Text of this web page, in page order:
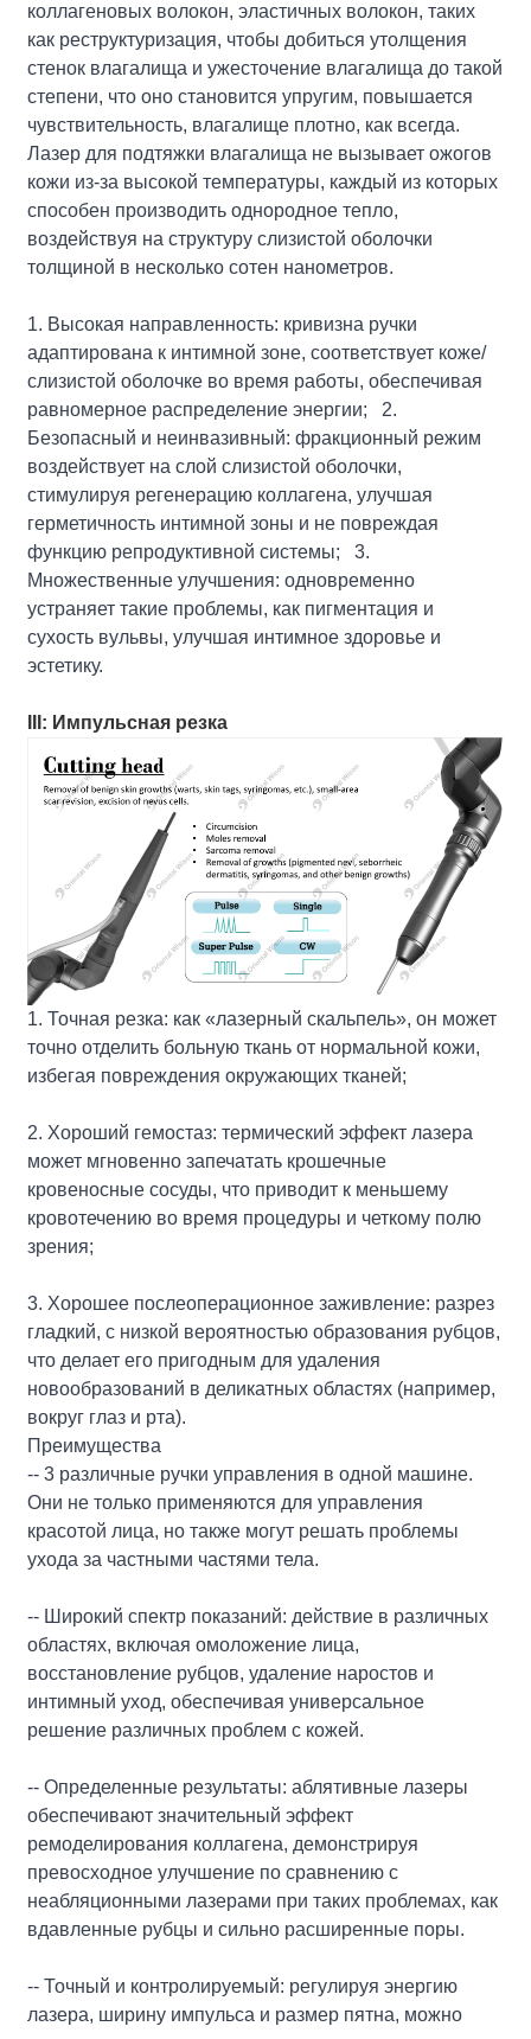
коллагеновых волокон, эластичных волокон, таких
как реструктуризация, чтобы добиться утолщения
стенок влагалища и ужесточение влагалища до такой
степени, что оно становится упругим, повышается
чувствительность, влагалище плотно, как всегда.
Лазер для подтяжки влагалища не вызывает ожогов
кожи из-за высокой температуры, каждый из которых
способен производить однородное тепло,
воздействуя на структуру слизистой оболочки
толщиной в несколько сотен нанометров.
1. Высокая направленность: кривизна ручки
адаптирована к интимной зоне, соответствует коже/
слизистой оболочке во время работы, обеспечивая
равномерное распределение энергии; 2.
Безопасный и неинвазивный: фракционный режим
воздействует на слой слизистой оболочки,
стимулируя регенерацию коллагена, улучшая
герметичность интимной зоны и не повреждая
функцию репродуктивной системы; 3.
Множественные улучшения: одновременно
устраняет такие проблемы, как пигментация и
сухость вульвы, улучшая интимное здоровье и
эстетику.
III: Импульсная резка
1. Точная резка: как «лазерный скальпель», он может
точно отделить больную ткань от нормальной кожи,
избегая повреждения окружающих тканей;
2. Хороший гемостаз: термический эффект лазера
может мгновенно запечатать крошечные
кровеносные сосуды, что приводит к меньшему
кровотечению во время процедуры и четкому полю
зрения;
3. Хорошее послеоперационное заживление: разрез
гладкий, с низкой вероятностью образования рубцов,
что делает его пригодным для удаления
новообразований в деликатных областях (например,
вокруг глаз и рта).
Преимущества
-- 3 различные ручки управления в одной машине.
Они не только применяются для управления
красотой лица, но также могут решать проблемы
ухода за частными частями тела.
-- Широкий спектр показаний: действие в различных
областях, включая омоложение лица,
восстановление рубцов, удаление наростов и
интимный уход, обеспечивая универсальное
решение различных проблем с кожей.
-- Определенные результаты: аблятивные лазеры
обеспечивают значительный эффект
ремоделирования коллагена, демонстрируя
превосходное улучшение по сравнению с
неабляционными лазерами при таких проблемах, как
вдавленные рубцы и сильно расширенные поры.
-- Точный и контролируемый: регулируя энергию
лазера, ширину импульса и размер пятна, можно